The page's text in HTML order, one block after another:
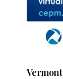
Vermont